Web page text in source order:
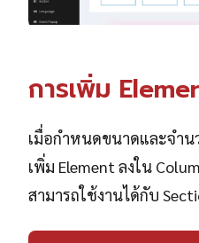
การเพิ่ม
เมื่อกำหนดขนาดและจำ
เพิ่ม Element ลงใน
สามารถใช้งานได้กับ